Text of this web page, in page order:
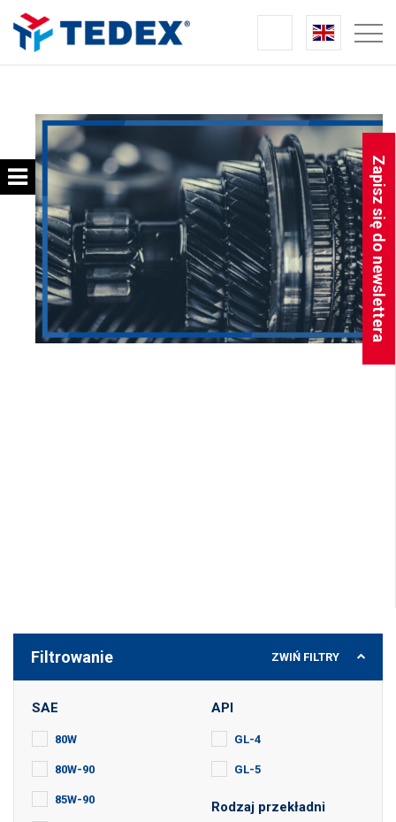
Zapisz się do newslettera
Filtrowanie ZWIŃ FILTRY
SAE
80W
80W-90
85W-90
API
GL-4
GL-5
Rodzaj przekładni